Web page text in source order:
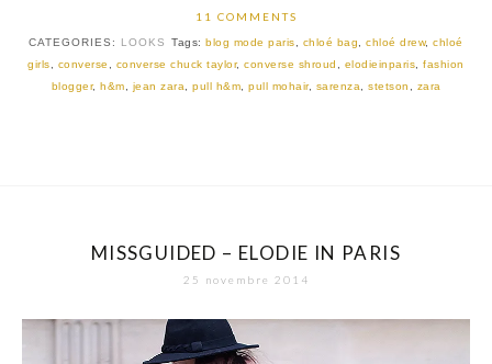
11 COMMENTS
CATEGORIES: LOOKS Tags: blog mode paris, chloé bag,chloé drew,chloé
girls, converse , converse chuck taylor,converse shroud , elodieinparis,fashion
blogger, h&m, jean zara, pull h&m, pull mohair, sarenza, stetson , zara
MISSGUIDED – ELODIE IN PARIS
25 novembre 2014